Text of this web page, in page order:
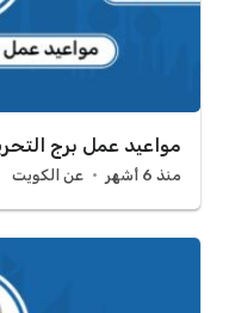
مواعيد عمل برج
منذ 6 أشهر عن الكويت